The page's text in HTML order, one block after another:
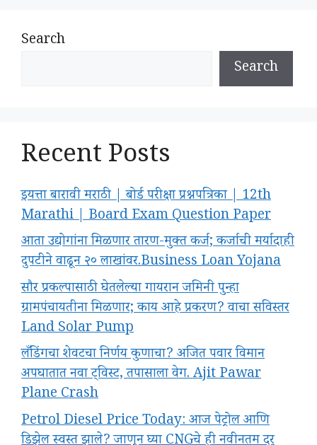
Search
Search
Recent Posts
इयत्ता बारावी मराठी | बोर्ड परीक्षा प्रश्नपत्रिका | 12th
Marathi | Board Exam Question Paper
आता उद्योगांना मिळणार तारण-मुक्त कर्ज; कर्जाची मर्यादाही
दुपटीने वाढून २० लाखांवर.Business Loan Yojana
सौर प्रकल्पासाठी घेतलेल्या गायरान जमिनी पुन्हा
ग्रामपंचायतीना मिळणार; काय आहे प्रकरण? वाचा सविस्तर
Land Solar Pump
लँडिंगचा शेवटचा निर्णय कुणाचा? अजित पवार विमान
अपघातात नवा ट्विस्ट, तपासाला वेग. Ajit Pawar
Plane Crash
Petrol Diesel Price Today: आज पेट्रोल आणि